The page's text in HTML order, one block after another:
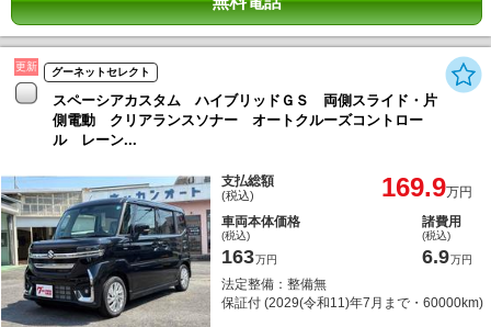
更新 グーネットセレクト
スペーシアカスタム ハイブリッドＧＳ 両側スライド・片
側電動 クリアランスソナー オートクルーズコントロー
ル レーン...
支払総額
(税込) 169.9万円
車両本体価格
(税込)
163万円
諸費用
(税込)
6.9万円
法定整備：整備無
保証付 (2029(令和11)年7月まで・60000km)